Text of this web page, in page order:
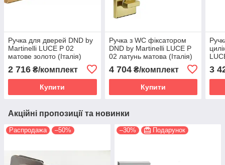
Ручка для дверей DND by
Martinelli LUCE P 02
матове золото (Італія)
2 716 ₴/комплект
Купити
Ручка з WC фіксатором
DND by Martinelli LUCE P
02 латунь матова (Італія)
4 704₴/комплект
Купити
3
Акційні пропозиції та новинки
Распродажа –50% –30% Подарунок